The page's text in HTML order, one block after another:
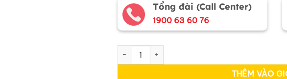
Tổng đài (Call Center)
1900 63 60 76
Cà vạt lụa tơ tằm họa tiết ô vuông xanh dương
THÊM VÀO